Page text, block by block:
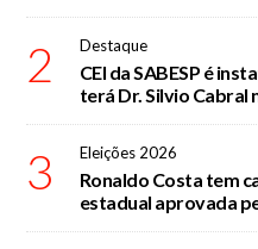
2 Destaque
CEI da SABESP é
terá Dr. Silvio Cabral
3 Eleições 2026
Ronaldo Costa tem
estadual aprovada